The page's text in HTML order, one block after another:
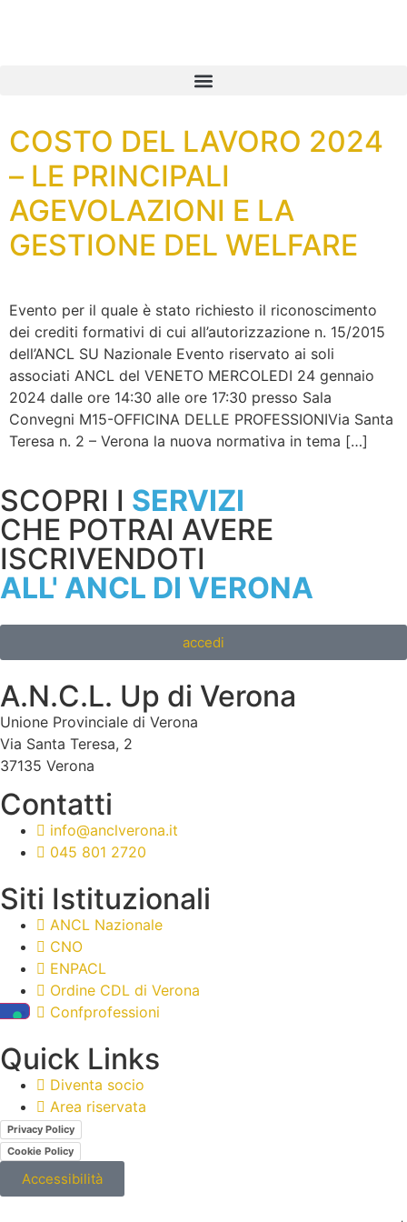
COSTO DEL LAVORO 2024
– LE PRINCIPALI
AGEVOLAZIONI E LA
GESTIONE DEL WELFARE
Evento per il quale è stato richiesto il riconoscimento
dei crediti formativi di cui all’autorizzazione n. 15/2015
dell’ANCL SU Nazionale Evento riservato ai soli
associati ANCL del VENETO MERCOLEDI 24 gennaio
2024 dalle ore 14:30 alle ore 17:30 presso Sala
Convegni M15-OFFICINA DELLE PROFESSIONIVia Santa
Teresa n. 2 – Verona la nuova normativa in tema […]
SCOPRI I SERVIZI
CHE POTRAI AVERE
ISCRIVENDOTI
ALL' ANCL DI VERONA
accedi
A.N.C.L. Up di Verona
Unione Provinciale di Verona
Via Santa Teresa, 2
37135 Verona
Contatti
info@anclverona.it
045 801 2720
Siti Istituzionali
ANCL Nazionale
CNO
ENPACL
Ordine CDL di Verona
Confprofessioni
Quick Links
Diventa socio
Area riservata
Privacy Policy
Cookie Policy
Accessibilità